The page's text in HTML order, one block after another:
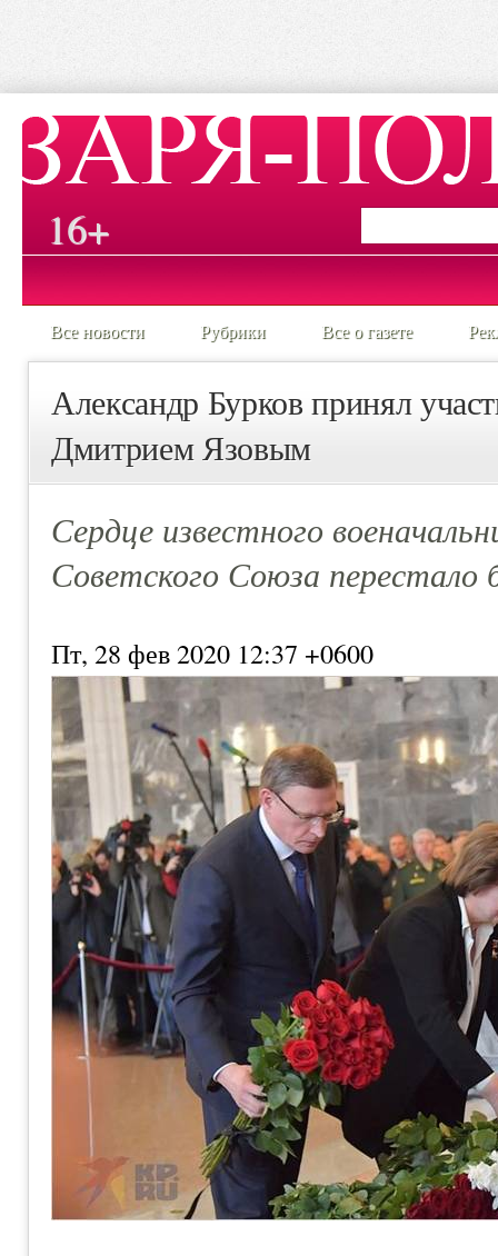
16+
Все новости Рубрики Все о газете
Александр Бурков принял
Дмитрием Язовым
Сердце известного
Советского Союза перестало
Пт, 28 фев 2020 12:37 +0600